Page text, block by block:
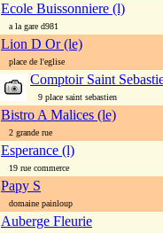
Ecole Buissonniere (l)
a la gare d981
Lion D Or (le)
place de l'eglise
Comptoir Saint
9 place saint sebastien
Bistro A Malices (le)
2 grande rue
Esperance (l)
19 rue commerce
Papy S
domaine painloup
Auberge Fleurie